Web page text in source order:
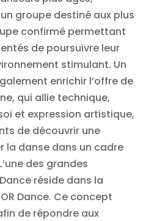
groupe destiné aux plus
confirmé permettant
de poursuivre leur
stimulant. Un
enrichir l’offre de
qui allie technique,
et expression artistique,
de découvrir une
la danse dans un cadre
des grandes
réside dans la
Dance. Ce concept
de répondre aux